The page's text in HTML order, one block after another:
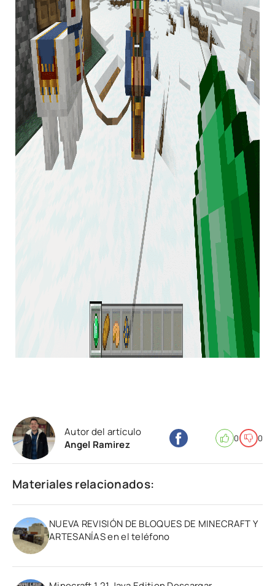
Autor del artículo
Angel Ramirez
0 0
Materiales relacionados:
NUEVA REVISIÓN DE BLOQUES DE MINECRAFT Y
ARTESANÍAS en el teléfono